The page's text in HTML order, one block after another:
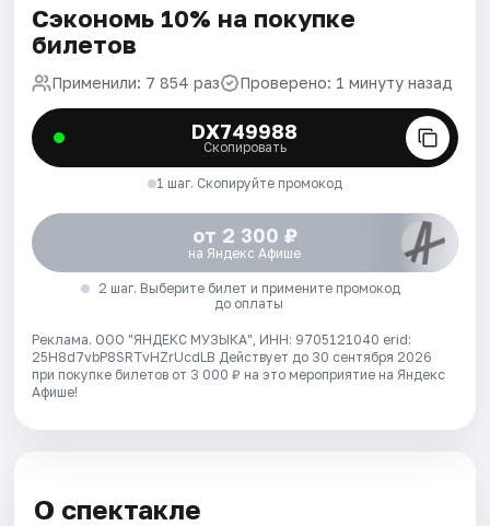
Сэкономь 10% на покупке
билетов
Применили: 7 854 раз Проверено: 1 минуту назад
DX749988
Скопировать
1 шаг. Скопируйте промокод
от 2 300 ₽
на Яндекс Афише
2 шаг. Выберите билет и примените промокод
до оплаты
Реклама. ООО "ЯНДЕКС МУЗЫКА", ИНН: 9705121040 erid:
25H8d7vbP8SRTvHZrUcdLB Действует до 30 сентября 2026
при покупке билетов от 3 000 ₽ на это мероприятие на Яндекс
Афише!
О спектакле